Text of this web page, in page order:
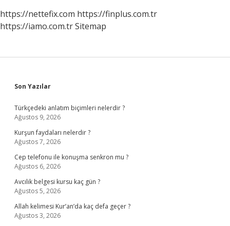
https://nettefix.com https://finplus.com.tr
https://iamo.com.trSitemap
Sidebar
Son Yazılar
Türkçedeki anlatım biçimleri nelerdir ?
Ağustos 9, 2026
Kurşun faydaları nelerdir ?
Ağustos 7, 2026
Cep telefonu ile konuşma senkron mu ?
Ağustos 6, 2026
Avcılık belgesi kursu kaç gün ?
Ağustos 5, 2026
Allah kelimesi Kur’an’da kaç defa geçer ?
Ağustos 3, 2026